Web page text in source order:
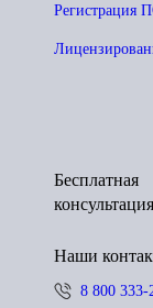
Регистрация
Бесплатная
Наши
8 800 333-